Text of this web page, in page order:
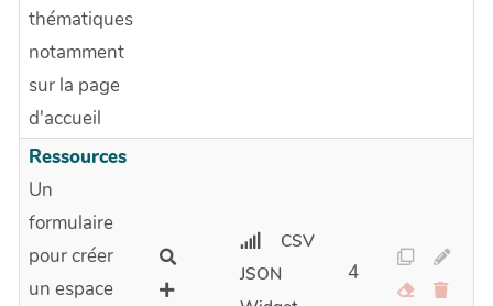
thématiques
notamment
sur la page
d'accueil
Ressources
Un
formulaire
pour créer
un espace
CSV
JSON
4